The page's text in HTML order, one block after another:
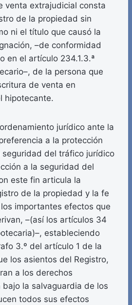
venta extrajudicial consta
de la propiedad sin
ni el título que causó la
–de conformidad
en el artículo 234.1.3.ª
de la persona que
de venta en
hipotecante.
jurídico ante la
a la protección
seguridad del tráfico jurídico
a la seguridad del
este fin articula la
de la propiedad y la fe
importantes efectos que
–(así los artículos 34
estableciendo
3.º del artículo 1 de la
los asientos del Registro,
a los derechos
la salvaguardia de los
todos sus efectos